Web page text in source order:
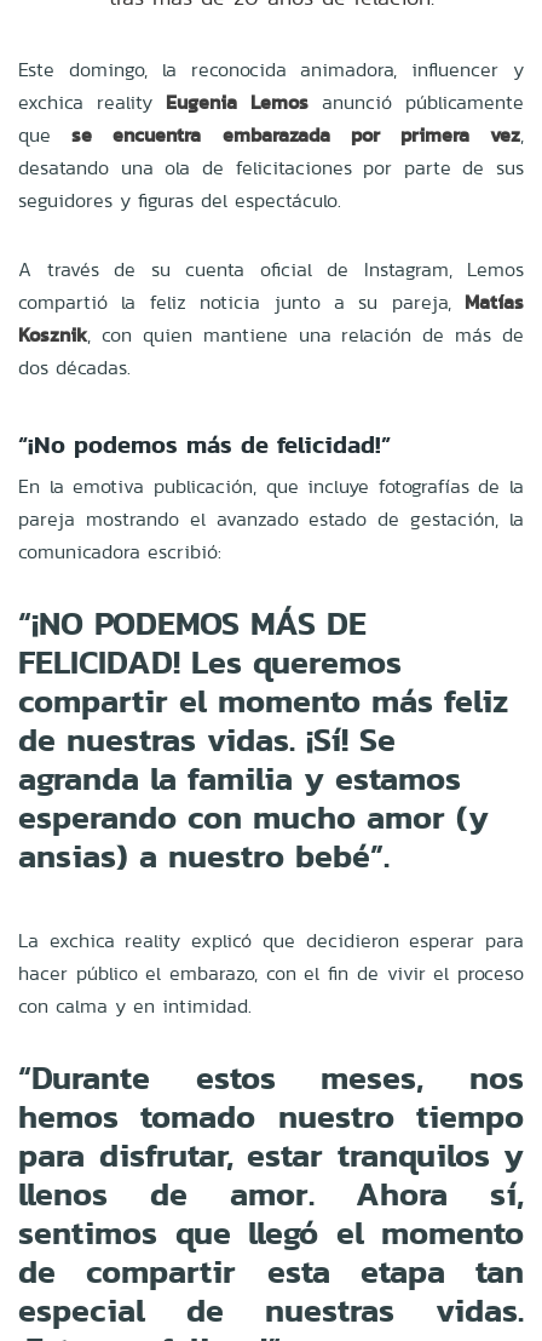
Este domingo, la reconocida animadora, influencer y
exchica reality Eugenia Lemos anunció públicamente
quese encuentra embarazada por primera vez,
desatando una ola de felicitaciones por parte de sus
seguidores y figuras del espectáculo.
A través de su cuenta oficial de Instagram, Lemos
compartió la feliz noticia junto a su pareja, Matías
Kosznik, con quien mantiene una relación de más de
dos décadas.
“¡No podemos más de felicidad!”
En la emotiva publicación, que incluye fotografías de la
pareja mostrando el avanzado estado de gestación, la
comunicadora escribió:
“¡NO PODEMOS MÁS DE
FELICIDAD! Les queremos
compartir el momento más feliz
de nuestras vidas. ¡Sí! Se
agranda la familia y estamos
esperando con mucho amor (y
ansias) a nuestro bebé”.
La exchica reality explicó que decidieron esperar para
hacer público el embarazo, con el fin de vivir el proceso
con calma y en intimidad.
“Durante estos meses, nos
hemos tomado nuestro tiempo
para disfrutar, estar tranquilos y
llenos de amor. Ahora sí,
sentimos que llegó el momento
de compartir esta etapa tan
especial de nuestras vidas.